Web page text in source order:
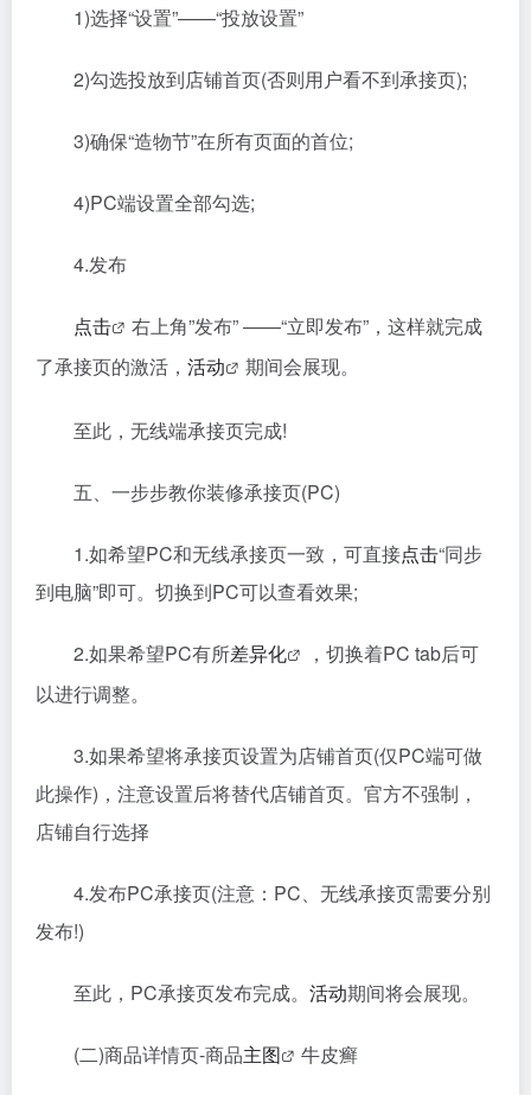
1)选择“设置”——“投放设置”
2)勾选投放到店铺首页(否则用户看不到承接页);
3)确保“造物节”在所有页面的首位;
4)PC端设置全部勾选;
4.发布
点击
右上角”发布” ——“立即发布”，这样就完成
了承接页的激活， 活动 期间会展现。
至此，无线端承接页完成!
五、一步步教你装修承接页(PC)
1.如希望PC和无线承接页一致，可直接点击“同步
到电脑”即可。切换到PC可以查看效果;
2.如果希望PC有所差异化
，切换着PC tab后可
以进行调整。
3.如果希望将承接页设置为店铺首页(仅PC端可做
此操作)，注意设置后将替代店铺首页。官方不强制，
店铺自行选择
4.发布PC承接页(注意：PC、无线承接页需要分别
发布!)
至此，PC承接页发布完成。 活动期间将会展现。
(二)商品详情页-商品主图 牛皮癣